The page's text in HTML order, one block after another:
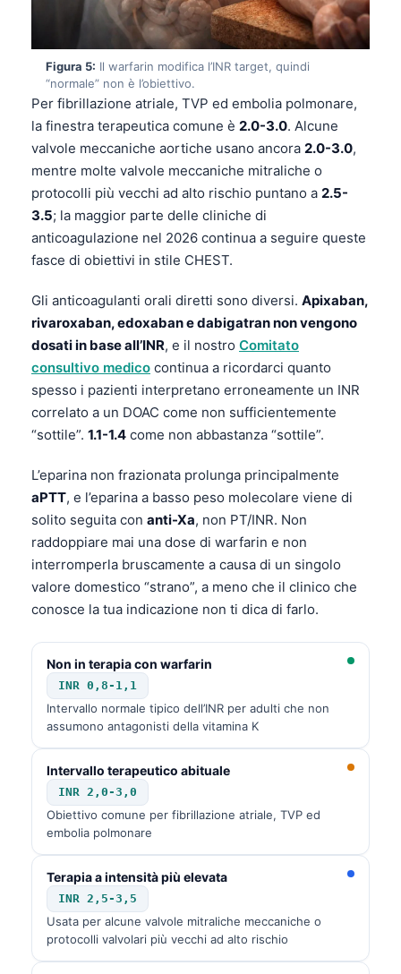
Figura 5: Il warfarin modifica l’INR target, quindi
“normale” non è l’obiettivo.
Per fibrillazione atriale, TVP ed embolia polmonare,
la finestra terapeutica comune è 2.0-3.0. Alcune
valvole meccaniche aortiche usano ancora 2.0-3.0,
mentre molte valvole meccaniche mitraliche o
protocolli più vecchi ad alto rischio puntano a 2.5-
3.5; la maggior parte delle cliniche di
anticoagulazione nel 2026 continua a seguire queste
fasce di obiettivi in stile CHEST.
Gli anticoagulanti orali diretti sono diversi. Apixaban,
rivaroxaban, edoxaban e dabigatran non vengono
dosati in base all’INR, e il nostro Comitato
consultivo medico continua a ricordarci quanto
spesso i pazienti interpretano erroneamente un INR
correlato a un DOAC come non sufficientemente
“sottile”. 1.1-1.4 come non abbastanza “sottile”.
L’eparina non frazionata prolunga principalmente
aPTT, e l’eparina a basso peso molecolare viene di
solito seguita con anti-Xa, non PT/INR. Non
raddoppiare mai una dose di warfarin e non
interromperla bruscamente a causa di un singolo
valore domestico “strano”, a meno che il clinico che
conosce la tua indicazione non ti dica di farlo.
Non in terapia con warfarin
INR 0,8-1,1
Intervallo normale tipico dell’INR per adulti che non
assumono antagonisti della vitamina K
Intervallo terapeutico abituale
INR 2,0-3,0
Obiettivo comune per fibrillazione atriale, TVP ed
embolia polmonare
Terapia a intensità più elevata
INR 2,5-3,5
Usata per alcune valvole mitraliche meccaniche o
protocolli valvolari più vecchi ad alto rischio
Кыргызча
Татар теле
Беларуская мова
Frysk
Ślōnskŏ gŏdka